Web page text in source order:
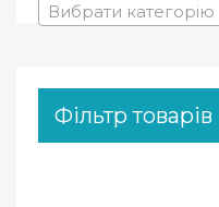
Вибрати категорію
Фільтр товарів